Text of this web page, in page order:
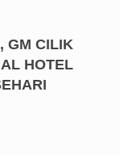
GM CILIK
HOTEL